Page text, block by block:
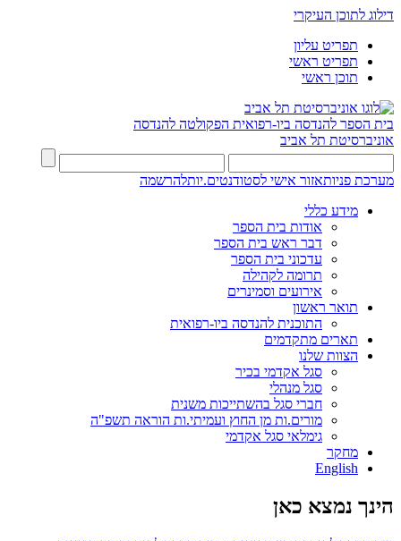
דילוג לתוכן העיקרי
תפריט עליון
תפריט ראשי
תוכן ראשי
בית הספר להנדסה ביו-רפואית הפקולטה להנדסה
אוניברסיטת תל אביב
מערכת פניותאזור אישי לסטודנטים.יותלהרשמה
מידע כללי
אודות בית הספר
דבר ראש בית הספר
עדכוני בית הספר
תרומה לקהילה
אירועים וסמינרים
תואר ראשון
התוכנית להנדסה ביו-רפואית
תארים מתקדמים
הצוות שלנו
סגל אקדמי בכיר
סגל מנהלי
חברי סגל בהשתייכות משנית
מורים.ות מן החוץ ועמיתי.ות הוראה תשפ"ה
גימלאי סגל אקדמי
מחקר
English
הינך נמצא כאן